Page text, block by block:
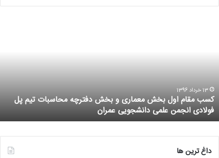
تیم پل
نخستین پارک علم و فناوری های نرم و هویت
شود
داغ ترین ها